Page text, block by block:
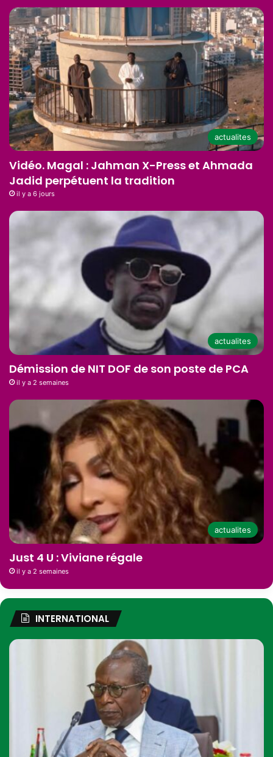
actualites
Vidéo. Magal : Jahman X-Press et Ahmada
Jadid perpétuent la tradition
il y a 6 jours
actualites
Démission de NIT DOF de son poste de PCA
il y a 2 semaines
actualites
Just 4 U : Viviane régale
il y a 2 semaines
INTERNATIONAL